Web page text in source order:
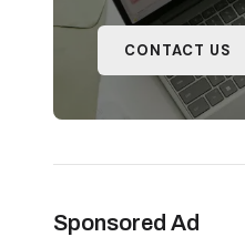
CONTACT US
Sponsored Ad